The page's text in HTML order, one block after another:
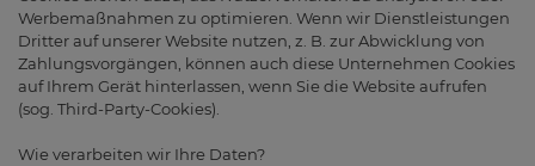
Werbemaßnahmen zu optimieren. Wenn wir Dienstleistungen
Dritter auf unserer Website nutzen, z. B. zur Abwicklung von
Zahlungsvorgängen, können auch diese Unternehmen Cookies
auf Ihrem Gerät hinterlassen, wenn Sie die Website aufrufen
(sog. Third-Party-Cookies).
Wie verarbeiten wir Ihre Daten?